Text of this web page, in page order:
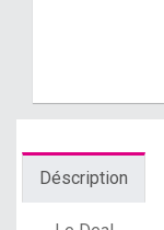
Déscription